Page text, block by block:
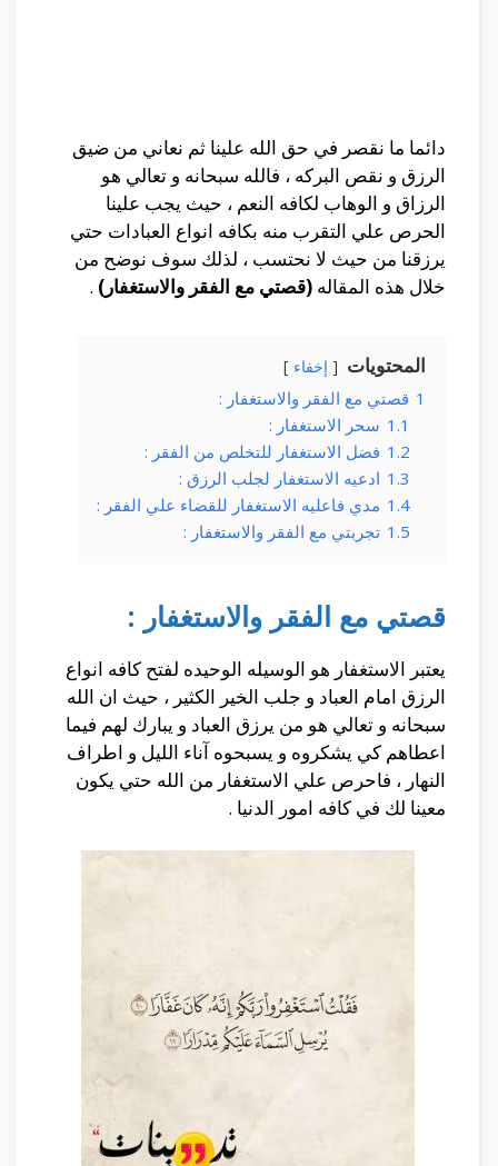
دائما ما نقصر في حق الله علينا ثم نعاني من ضيق
الرزق و نقص البركه ، فالله سبحانه و تعالي هو
الرزاق و الوهاب لكافه النعم ، حيث يجب علينا
الحرص علي التقرب منه بكافه انواع العبادات حتي
يرزقنا من حيث لا نحتسب ، لذلك سوف نوضح من
خلال هذه المقاله (قصتي مع الفقر والاستغفار) .
المحتويات إخفاء
1 قصتي مع الفقر والاستغفار :
1.1 سحر الاستغفار :
1.2 فضل الاستغفار للتخلص من الفقر :
1.3 ادعيه الاستغفار لجلب الرزق :
1.4 مدي فاعليه الاستغفار للقضاء علي الفقر :
1.5 تجربتي مع الفقر والاستغفار :
قصتي مع الفقر والاستغفار :
يعتبر الاستغفار هو الوسيله الوحيده لفتح كافه انواع
الرزق امام العباد و جلب الخير الكثير ، حيث ان الله
سبحانه و تعالي هو من يرزق العباد و يبارك لهم فيما
اعطاهم كي يشكروه و يسبحوه آناء الليل و اطراف
النهار ، فاحرص علي الاستغفار من الله حتي يكون
معينا لك في كافه امور الدنيا .